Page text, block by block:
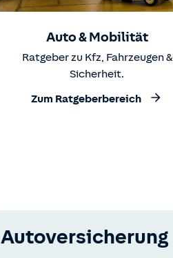
Auto & Mobilität
Ratgeber zu Kfz, Fahrzeugen &
Sicherheit.
Zum Ratgeberbereich
Autoversicherung